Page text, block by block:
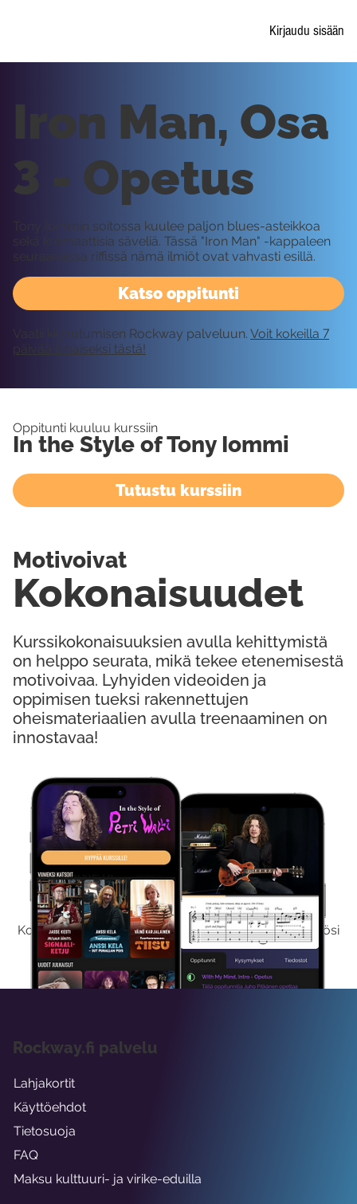
Kirjaudu sisään
Kokeile Ilmaiseksi
Kokeilemalla ilmaiseksi saat koko sisältömme käyttöösi
viikon ajaksi.
Katso oppitunti
Iron Man, Osa
3 - Opetus
Tony Iommin soitossa kuulee paljon blues-asteikkoa
sekä kromaattisia säveliä. Tässä "Iron Man" -kappaleen
seuraavassa riffissä nämä ilmiöt ovat vahvasti esillä.
Vaatii kirjautumisen Rockway palveluun. Voit kokeilla 7
päivää ilmaiseksi tästä!
Oppitunti kuuluu kurssiin
In the Style of Tony Iommi
Tutustu kurssiin
Kurssikokonaisuuksien avulla kehittymistä
on helppo seurata, mikä tekee etenemisestä
motivoivaa. Lyhyiden videoiden ja
oppimisen tueksi rakennettujen
oheismateriaalien avulla treenaaminen on
innostavaa!
Kokonaisuudet
Motivoivat
Rockway.fi palvelu
Lahjakortit
Käyttöehdot
Tietosuoja
FAQ
Maksu kulttuuri- ja virike-eduilla